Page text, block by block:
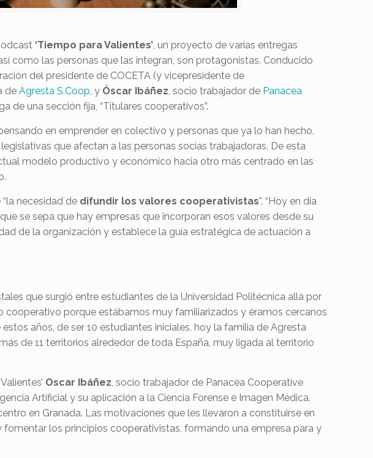
‘Tiempo para Valientes’, un proyecto de varias entregas
como las personas que las integran, son protagonistas. Conducido
del presidente de COCETA (y vicepresidente de
deAgresta S.Coop, y Óscar Ibáñez, socio trabajador de Panacea
de una sección fija, “Titulares cooperativos”.
en emprender en colectivo y personas que ya lo han hecho,
que afectan a las personas socias trabajadoras. De esta
modelo productivo y económico hacia otro más centrado en las
necesidad de difundir los valores cooperativistas”. “Hoy en día
se sepa que hay empresas que incorporan esos valores desde su
de la organización y establece la guía estratégica de actuación a
que surgió entre estudiantes de la Universidad Politécnica allá por
cooperativo porque estábamos muy familiarizados y éramos cercanos
años, de ser 10 estudiantes iniciales, hoy la familia de Agresta
de 11 territorios alrededor de toda España, muy ligada al territorio
Oscar Ibáñez, socio trabajador de Panacea Cooperative
Artificial y su aplicación a la Ciencia Forense e Imagen Médica.
en Granada. Las motivaciones que les llevaron a constituirse en
los principios cooperativistas, formando una empresa para y